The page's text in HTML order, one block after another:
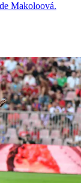
Makoloová.